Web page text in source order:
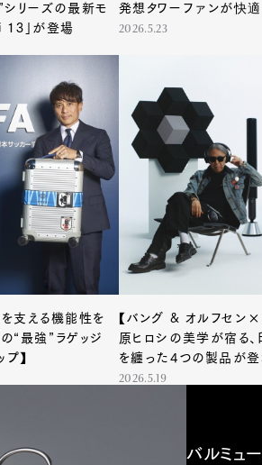
シリーズの最新モ
」が登場
発想タワーファンが快適
2026.5.23
支える機能性を
“最強”ラゲッジ
】
【バング & オルフセン×
原ヒロシの美学が宿る、
を纏った4つの製品が
2026.5.19
バルミュ